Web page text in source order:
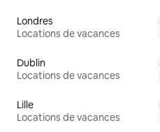
Londres
Locations de vacances
Dublin
Locations de vacances
Lille
Locations de vacances